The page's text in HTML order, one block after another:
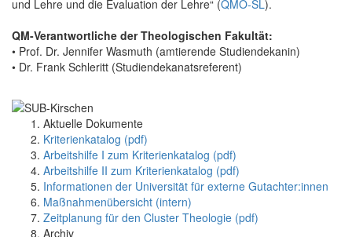
und Lehre und die Evaluation der Lehre“ (QMO-SL).
QM-Verantwortliche der Theologischen Fakultät:
• Prof. Dr. Jennifer Wasmuth (amtierende Studiendekanin)
• Dr. Frank Schleritt (Studiendekanatsreferent)
Aktuelle Dokumente
Kriterienkatalog (pdf)
Arbeitshilfe I zum Kriterienkatalog (pdf)
Arbeitshilfe II zum Kriterienkatalog (pdf)
Informationen der Universität für externe Gutachter:innen
Maßnahmenübersicht (intern)
Zeitplanung für den Cluster Theologie (pdf)
Archiv